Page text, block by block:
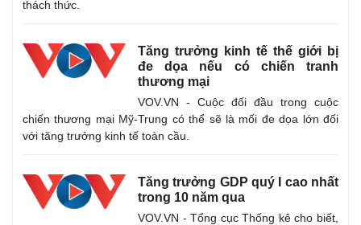
thách thức.
Tăng trưởng kinh tế thế giới bị
đe dọa nếu có chiến tranh
thương mại
VOV.VN - Cuộc đối đầu trong cuộc
chiến thương mại Mỹ-Trung có thể sẽ là mối đe dọa lớn đối
với tăng trưởng kinh tế toàn cầu.
Tăng trưởng GDP quý I cao nhất
trong 10 năm qua
VOV.VN - Tổng cục Thống kê cho biết,